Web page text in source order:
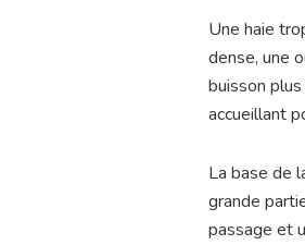
Une haie
dense, une
buisson
accueillant
La base de
grande
passage et